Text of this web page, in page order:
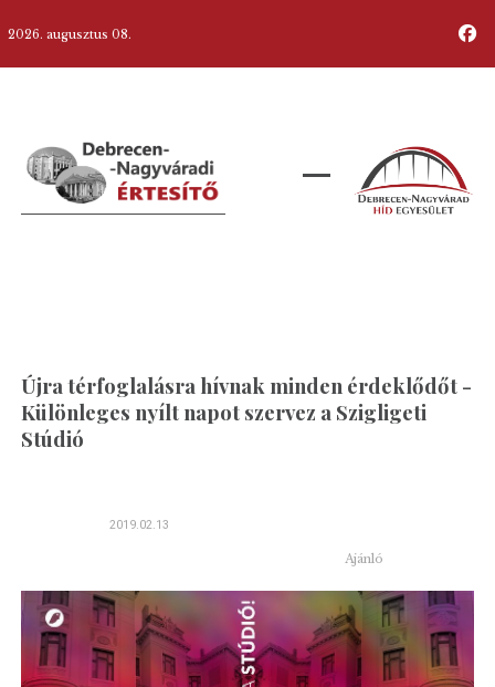
2026. augusztus 08.
Újra térfoglalásra hívnak minden érdeklődőt -
Különleges nyílt napot szervez a Szigligeti
Stúdió
2019.02.13
Ajánló